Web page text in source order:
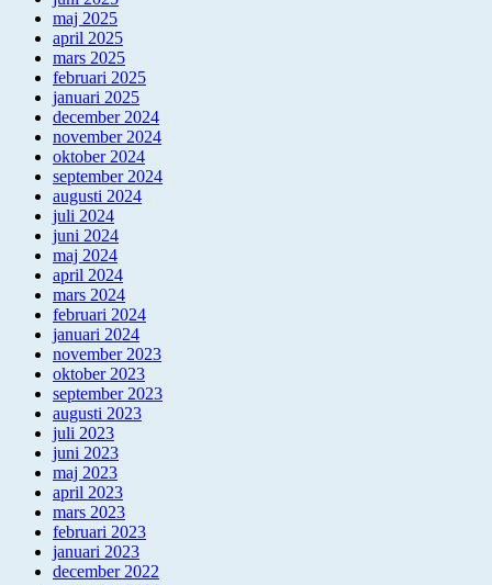
maj 2025
april 2025
mars 2025
februari 2025
januari 2025
december 2024
november 2024
oktober 2024
september 2024
augusti 2024
juli 2024
juni 2024
maj 2024
april 2024
mars 2024
februari 2024
januari 2024
november 2023
oktober 2023
september 2023
augusti 2023
juli 2023
juni 2023
maj 2023
april 2023
mars 2023
februari 2023
januari 2023
december 2022